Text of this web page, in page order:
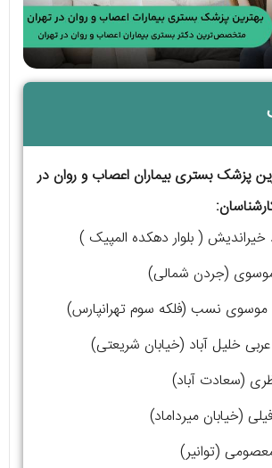
پزشک بستری بیماران اعصاب و روان در
خیراندیش ( بلوار دهکده المپیک )
موسوی (جردن شمالی)
موسوی نسب (فلکه سوم تهرانپارس)
خلیل آباد (خیابان شریعتی)
(سعادت آباد)
(خیابان میرداماد)
(توانیر)